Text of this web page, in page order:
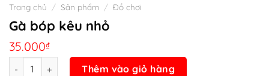
Trang chủ / Sản phẩm / Đồ chơi
Gà bóp kêu nhỏ
35.000₫
Thêm vào giỏ hàng